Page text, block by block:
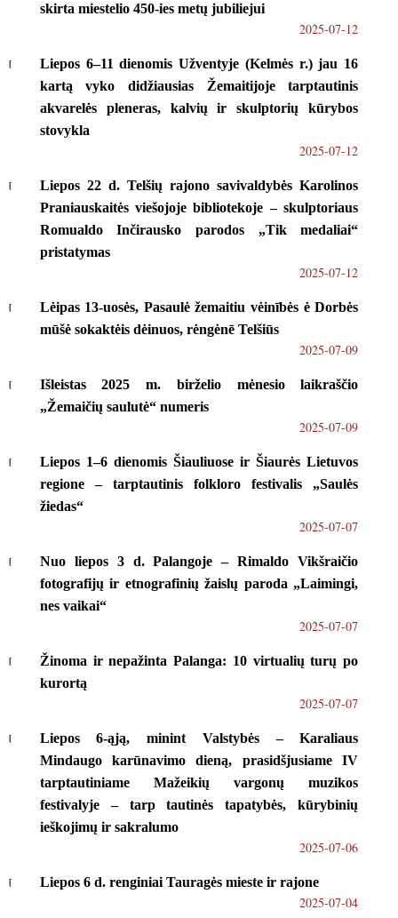
skirta miestelio 450-ies metų jubiliejui
2025-07-12
Liepos 6–11 dienomis Užventyje (Kelmės r.) jau 16
kartą vyko didžiausias Žemaitijoje tarptautinis
akvarelės pleneras, kalvių ir skulptorių kūrybos
stovykla
2025-07-12
Liepos 22 d. Telšių rajono savivaldybės Karolinos
Praniauskaitės viešojoje bibliotekoje – skulptoriaus
Romualdo Inčirausko parodos „Tik medaliai“
pristatymas
2025-07-12
Lėipas 13-uosės, Pasaulė žemaitiu vėinībės ė Dorbės
mūšė sokaktėis dėinuos, rėngėnē Telšiūs
2025-07-09
Išleistas 2025 m. birželio mėnesio laikraščio
„Žemaičių saulutė“ numeris
2025-07-09
Liepos 1–6 dienomis Šiauliuose ir Šiaurės Lietuvos
regione – tarptautinis folkloro festivalis „Saulės
žiedas“
2025-07-07
Nuo liepos 3 d. Palangoje – Rimaldo Vikšraičio
fotografijų ir etnografinių žaislų paroda „Laimingi,
nes vaikai“
2025-07-07
Žinoma ir nepažinta Palanga: 10 virtualių turų po
kurortą
2025-07-07
Liepos 6-ąją, minint Valstybės – Karaliaus
Mindaugo karūnavimo dieną, prasidšjusiame IV
tarptautiniame Mažeikių vargonų muzikos
festivalyje – tarp tautinės tapatybės, kūrybinių
ieškojimų ir sakralumo
2025-07-06
Liepos 6 d. renginiai Tauragės mieste ir rajone
2025-07-04